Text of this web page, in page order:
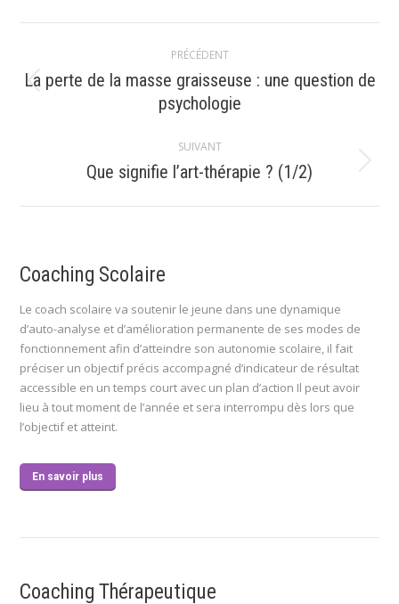
article
PRÉCÉDENT
Article
précédent
La perte de la masse graisseuse : une question de
psychologie
SUIVANT
Article
:
Que signifie l’art-thérapie ? (1/2)
Coaching Scolaire
Le coach scolaire va soutenir le jeune dans une dynamique
d’auto-analyse et d’amélioration permanente de ses modes de
fonctionnement afin d’atteindre son autonomie scolaire, il fait
préciser un objectif précis accompagné d’indicateur de résultat
accessible en un temps court avec un plan d’action Il peut avoir
lieu à tout moment de l’année et sera interrompu dès lors que
l’objectif et atteint.
En savoir plus
Coaching Thérapeutique